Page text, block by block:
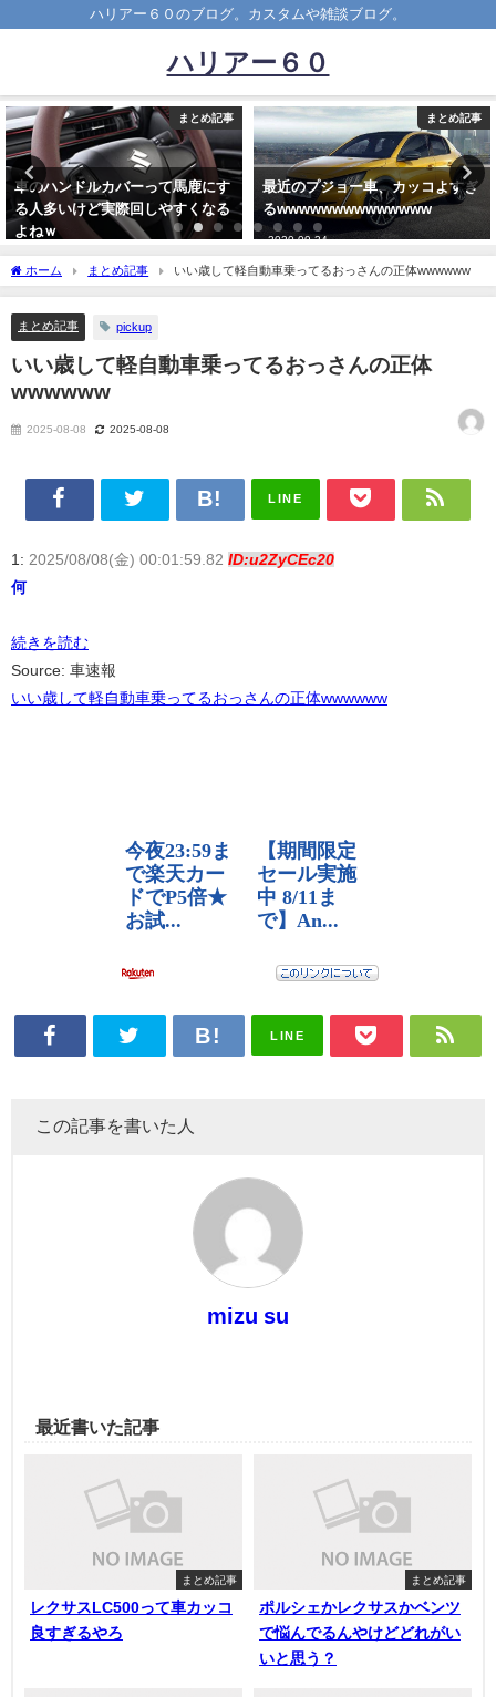
ハリアー６０のブログ。カスタムや雑談ブログ。
ハリアー６０
まとめ記事
車のハンドルカバーって馬鹿にす
る人多いけど実際回しやすくなる
よねｗ
まとめ記事
最近のプジョー車、カッコよすぎ
るwwwwwwwwwwwwww
2020-09-24
ホーム まとめ記事 いい歳して軽自動車乗ってるおっさんの正体wwwwww
まとめ記事 pickup
いい歳して軽自動車乗ってるおっさんの正体
wwwwww
2025-08-08 2025-08-08
LINE
1: 2025/08/08(金) 00:01:59.82 ID:u2ZyCEc20
何
続きを読む
Source: 車速報
いい歳して軽自動車乗ってるおっさんの正体wwwwww
LINE
この記事を書いた人
mizu su
最近書いた記事
まとめ記事
レクサスLC500って車カッコ
良すぎるやろ
まとめ記事
ポルシェかレクサスかベンツ
で悩んでるんやけどどれがい
いと思う？